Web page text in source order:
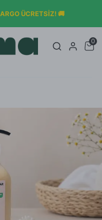
BULUŞMA! ÜRETİMİ
İNDİRİMDE 👋🏼
0